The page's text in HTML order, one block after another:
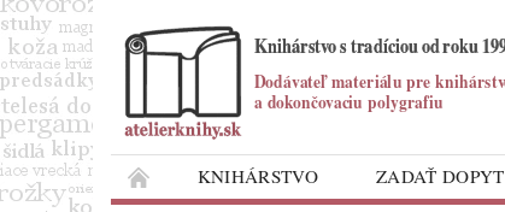
KNIHÁRSTVO ZADAŤ DOPYT